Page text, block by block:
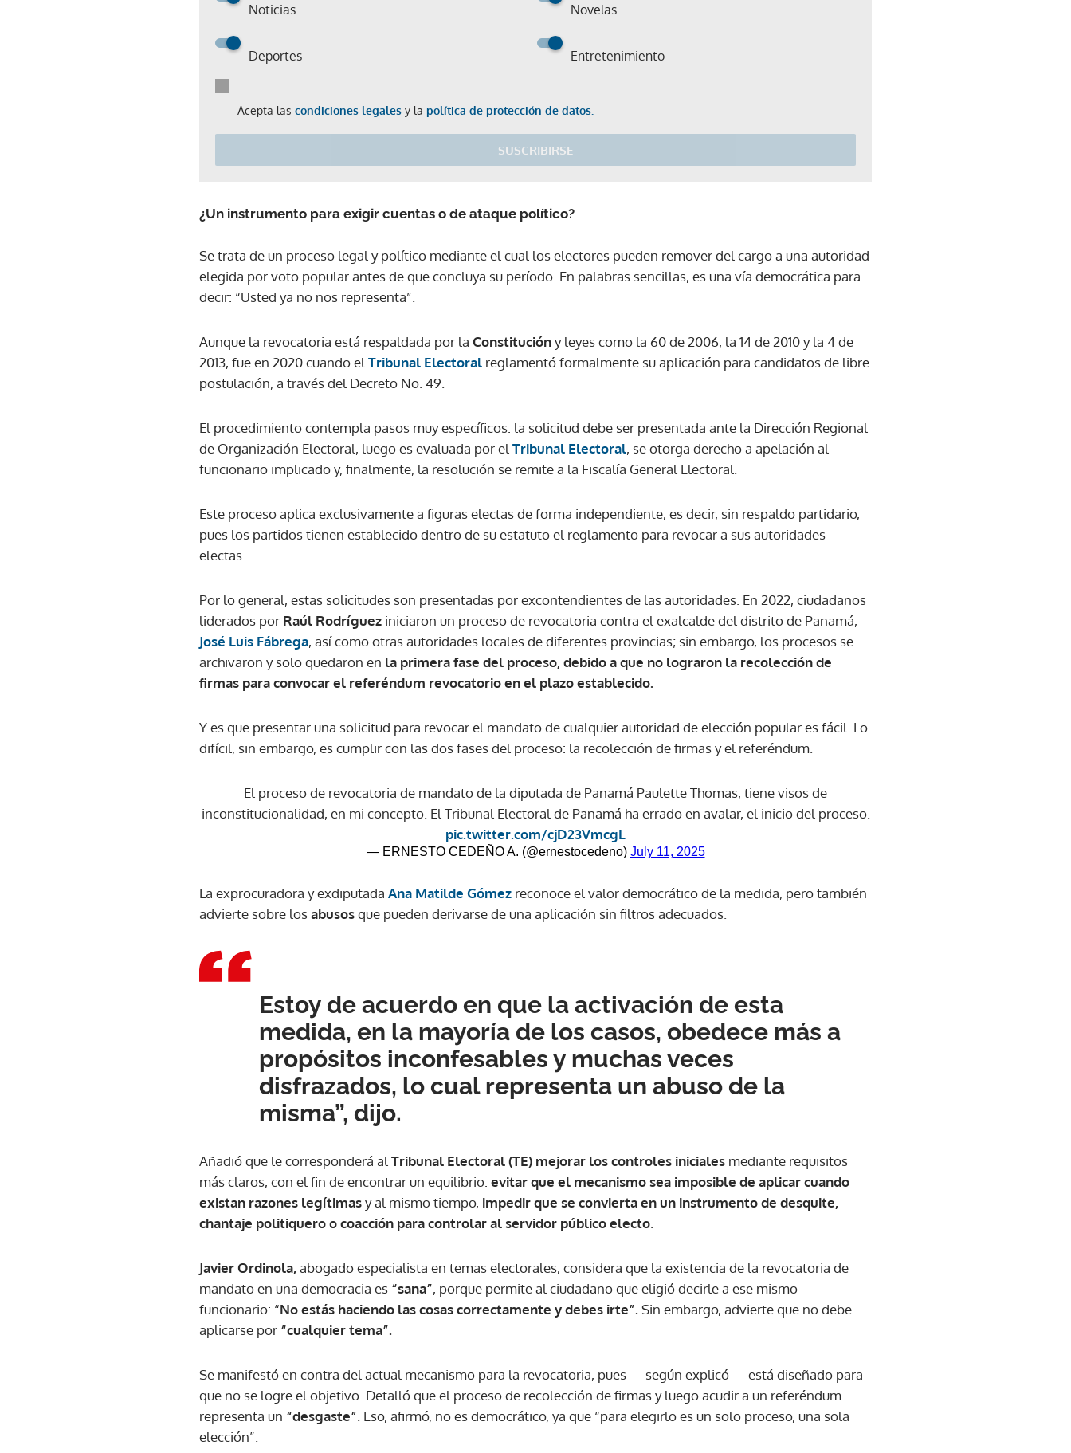
Noticias Novelas
Deportes Entretenimiento
Acepta las condiciones legales y la política de protección de datos.
SUSCRIBIRSE
Gracias por suscribirte a nuestro boletín.
ACEPTAR
¿Un instrumento para exigir cuentas o de ataque político?
Se trata de un proceso legal y político mediante el cual los electores pueden remover del cargo a una autoridad
elegida por voto popular antes de que concluya su período. En palabras sencillas, es una vía democrática para
decir: “Usted ya no nos representa”.
Aunque la revocatoria está respaldada por la Constitucióny leyes como la 60 de 2006, la 14 de 2010 y la 4 de
2013, fue en 2020 cuando el Tribunal Electoral reglamentó formalmente su aplicación para candidatos de libre
postulación, a través del Decreto No. 49.
El procedimiento contempla pasos muy específicos: la solicitud debe ser presentada ante la Dirección Regional
de Organización Electoral, luego es evaluada por el Tribunal Electoral, se otorga derecho a apelación al
funcionario implicado y, finalmente, la resolución se remite a la Fiscalía General Electoral.
Este proceso aplica exclusivamente a figuras electas de forma independiente, es decir, sin respaldo partidario,
pues los partidos tienen establecido dentro de su estatuto el reglamento para revocar a sus autoridades
electas.
Por lo general, estas solicitudes son presentadas por excontendientes de las autoridades. En 2022, ciudadanos
liderados por Raúl Rodríguez iniciaron un proceso de revocatoria contra el exalcalde del distrito de Panamá,
José Luis Fábrega, así como otras autoridades locales de diferentes provincias; sin embargo, los procesos se
archivaron y solo quedaron en la primera fase del proceso, debido a que no lograron la recolección de
firmas para convocar el referéndum revocatorio en el plazo establecido.
Y es que presentar una solicitud para revocar el mandato de cualquier autoridad de elección popular es fácil. Lo
difícil, sin embargo, es cumplir con las dos fases del proceso: la recolección de firmas y el referéndum.
El proceso de revocatoria de mandato de la diputada de Panamá Paulette Thomas, tiene visos de
inconstitucionalidad, en mi concepto. El Tribunal Electoral de Panamá ha errado en avalar, el inicio del proceso.
pic.twitter.com/cjD23VmcgL
— ERNESTO CEDEÑO A. (@ernestocedeno) July 11, 2025
La exprocuradora y exdiputada Ana Matilde Gómez reconoce el valor democrático de la medida, pero también
advierte sobre losabusosque pueden derivarse de una aplicación sin filtros adecuados.
Estoy de acuerdo en que la activación de esta
medida, en la mayoría de los casos, obedece más a
propósitos inconfesables y muchas veces
disfrazados, lo cual representa un abuso de la
misma”, dijo.
Añadió que le corresponderá al Tribunal Electoral (TE) mejorar los controles iniciales mediante requisitos
más claros, con el fin de encontrar un equilibrio: evitar que el mecanismo sea imposible de aplicar cuando
existan razones legítimasy al mismo tiempo, impedir que se convierta en un instrumento de desquite,
chantaje politiquero o coacción para controlar al servidor público electo
Javier Ordinola,abogado especialista en temas electorales, considera que la existencia de la revocatoria de
mandato en una democracia es “sana”, porque permite al ciudadano que eligió decirle a ese mismo
funcionario: “No estás haciendo las cosas correctamente y debes irte”.Sin embargo, advierte que no debe
aplicarse por “cualquier tema”.
Se manifestó en contra del actual mecanismo para la revocatoria, pues —según explicó— está diseñado para
que no se logre el objetivo. Detalló que el proceso de recolección de firmas y luego acudir a un referéndum
representa un “desgaste” . Eso, afirmó, no es democrático, ya que “para elegirlo es un solo proceso, una sola
elección”.